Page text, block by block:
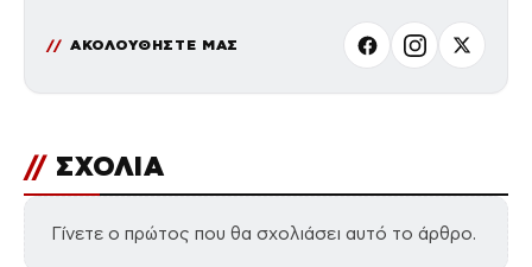
ΑΚΟΛΟΥΘΗΣΤΕ ΜΑΣ
// ΣΧΟΛΙΑ
Γίνετε ο πρώτος που θα σχολιάσει αυτό το άρθρο.